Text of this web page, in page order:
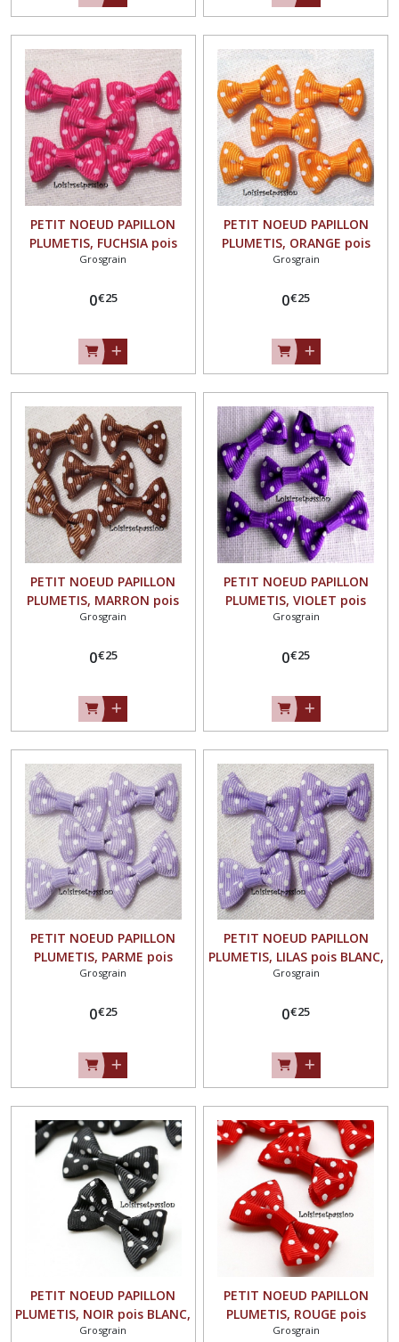
PETIT NOEUD PAPILLON
PLUMETIS, FUCHSIA pois
BLANC, Applique en Ruban
Vendu à l'unité, Couture,
N°02
Grosgrain
0€25
PETIT NOEUD PAPILLON
PLUMETIS, ORANGE pois
BLANC, Applique en Ruban
Vendu à l'unité, Couture,
N°02
Grosgrain
0€25
PETIT NOEUD PAPILLON
PLUMETIS, MARRON pois
BLANC, Applique en Ruban
Vendu à l'unité, Couture,
N°02
Grosgrain
0€25
PETIT NOEUD PAPILLON
PLUMETIS, VIOLET pois
BLANC , Applique en Ruban
Vendu à l'unité, Couture,
N°02
Grosgrain
0€25
PETIT NOEUD PAPILLON
PLUMETIS, PARME pois
BLANC, Applique en Ruban
Vendu à l'unité, Couture,
N°02
Grosgrain
0€25
PETIT NOEUD PAPILLON
PLUMETIS, LILAS pois BLANC,
Applique en Ruban Gros
l'unité, Couture,
N°02
Grosgrain
0€25
PETIT NOEUD PAPILLON
PLUMETIS, NOIR pois BLANC,
Applique en Ruban Gros
Grosgrain
PETIT NOEUD PAPILLON
PLUMETIS, ROUGE pois
BLANC, Applique en Ruban
Grosgrain